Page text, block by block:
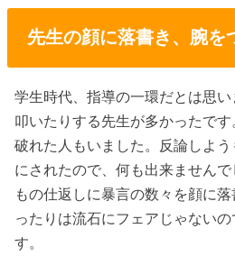
先生の顔に落書き、腕を
学生時代、指導の一環だとは思い
叩いたりする先生が多かったで
破れた人もいました。反論しよ
にされたので、何も出来ません
もの仕返しに暴言の数々を顔に
ったりは流石にフェアじゃない
す。